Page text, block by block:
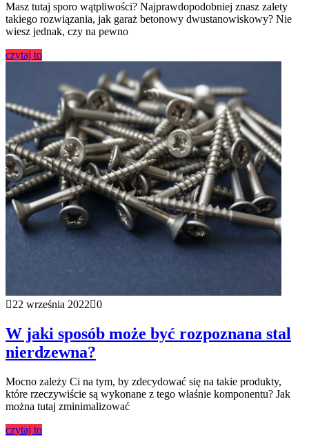
Masz tutaj sporo wątpliwości? Najprawdopodobniej znasz zalety
takiego rozwiązania, jak garaż betonowy dwustanowiskowy? Nie
wiesz jednak, czy na pewno
czytaj to
22 września 2022 0
W jaki sposób może być rozpoznana stal
nierdzewna?
Mocno zależy Ci na tym, by zdecydować się na takie produkty,
które rzeczywiście są wykonane z tego właśnie komponentu? Jak
można tutaj zminimalizować
czytaj to